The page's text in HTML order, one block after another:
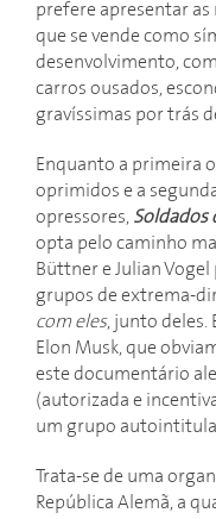
prefere apresentar as
que se vende como
desenvolvimento,
carros ousados,
gravíssimas por trás
Enquanto a primeira
oprimidos e a
opressores, Soldados
opta pelo caminho
Büttner e Julian
grupos de extrema-
com eles, junto deles.
Elon Musk, que
este documentário
(autorizada e
um grupo
Trata-se de uma
República Alemã, a